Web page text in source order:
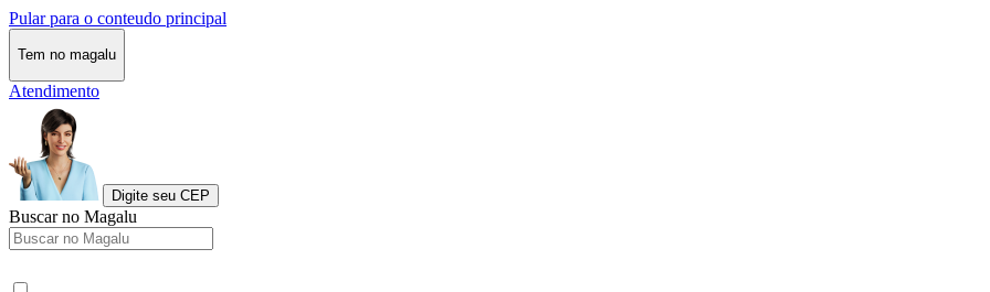
Pular para o conteudo principal
Tem no magalu
Atendimento
Digite seu CEP
Buscar no Magalu